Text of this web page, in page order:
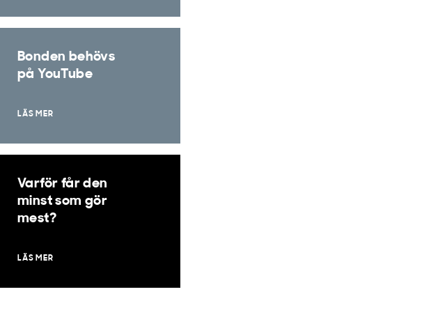
Bonden behövs
på YouTube
LÄS MER
Varför får den
minst som gör
mest?
LÄS MER